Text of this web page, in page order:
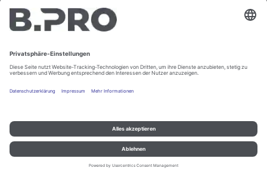
Eutektische Platte -12°C,
Best.-Nr. 575307
Impressum und Datenschutz Kontakt
Rechtliche Hinweise
© B.PRO Catering Solutions 2022